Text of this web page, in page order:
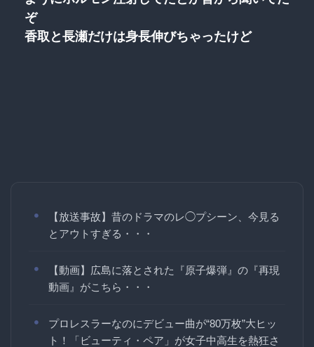
ぞ
香取と長瀬だけは身長伸びちゃったけど
【放送事故】昔のドラマのレ◯プシーン、今見る
とアウトすぎる・・・
【動画】広島に落とされた『原子爆弾』の『再現
動画』がこちら・・・
プロレスラーなのにデビュー曲が“80万枚”大ヒッ
ト！「ビューティ・ペア」が女子中高生を熱狂さ